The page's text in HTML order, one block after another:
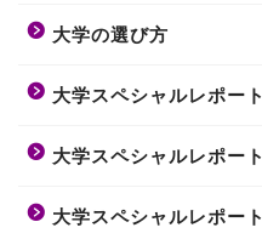
大学の選び方
大学スペシャルレポート
大学スペシャルレポート
大学スペシャルレポート